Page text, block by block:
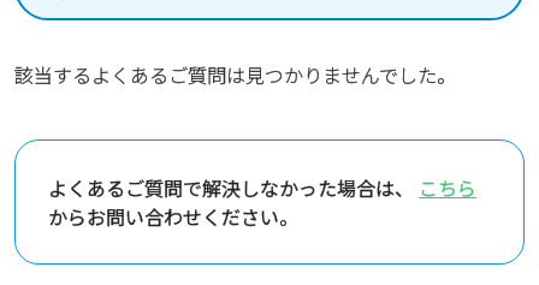
該当するよくあるご質問は見つかりませんでした。
よくあるご質問で解決しなかった場合は、 こちら
からお問い合わせください。